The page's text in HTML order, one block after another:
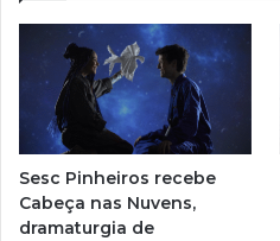
e
Sesc Pinheiros recebe
Cabeça nas Nuvens,
dramaturgia de